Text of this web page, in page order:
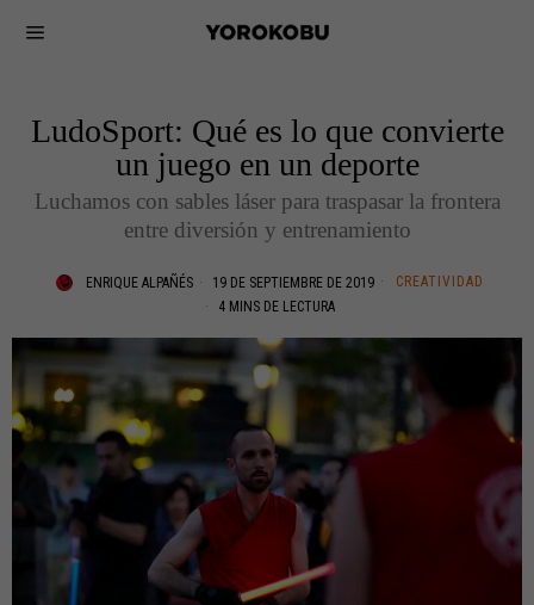
LudoSport: Qué es lo que convierte
un juego en un deporte
Luchamos con sables láser para traspasar la frontera
entre diversión y entrenamiento
ENRIQUE ALPAÑÉS 19 DE SEPTIEMBRE DE 2019
CREATIVIDAD
4 MINS DE LECTURA